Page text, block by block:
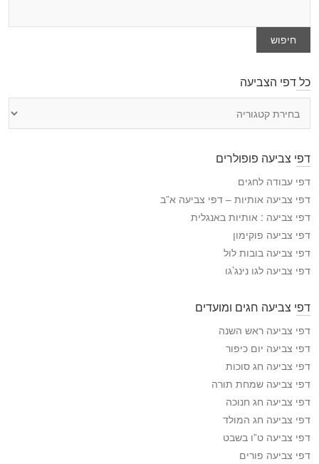
חיפוש
כל דפי הצביעה
י
ה
צ
י
ע
ה
דפי צביעה פופולרים
דפי עבודה לחגים
דפי צביעה אותיות – דפי צביעה א”ב
דפי צביעה : אותיות באנגלית
דפי צביעה פוקימון
דפי צביעה בובות לול
דפי צביעה לגו נינג’גו
דפי צביעה חגים ומועדים
דפי צביעה ראש השנה
דפי צביעה יום כיפור
דפי צביעה חג סוכות
דפי צביעה שמחת תורה
דפי צביעה חג חנוכה
דפי צביעה חג המולד
דפי צביעה ט”ו בשבט
דפי צביעה פורים